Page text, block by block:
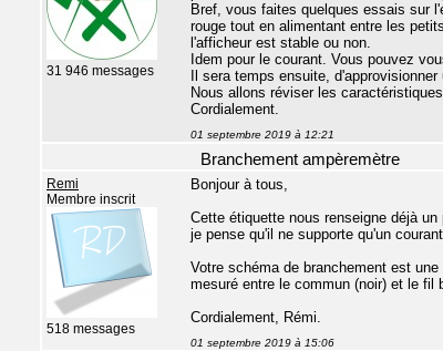
31 946 messages
Bref, vous faites quelques essais sur
rouge tout en alimentant entre les
l'afficheur est stable ou non.
Idem pour le courant. Vous pouvez
Il sera temps ensuite,
Nous allons réviser les
Cordialement.
01 septembre 2019 à 12:21
Branchement ampèremètre
Remi
Membre inscrit
518 messages
Bonjour à tous,
Cette étiquette nous renseigne déjà
je pense qu'il ne supporte qu'un
Votre schéma de branchement est
mesuré entre le commun (noir) et le
Cordialement, Rémi.
01 septembre 2019 à 15:06